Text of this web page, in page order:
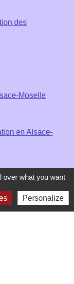
des
Moselle
en Alsace-
cette page
over what you want
Personalize